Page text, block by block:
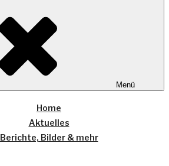
Menü
Home
Aktuelles
Berichte, Bilder & mehr